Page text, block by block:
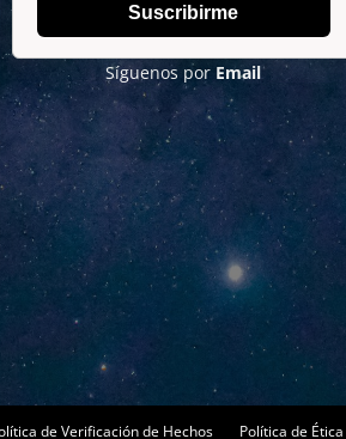
Suscribirme
Síguenos por Email
de Verificación de Hechos Política de Ética